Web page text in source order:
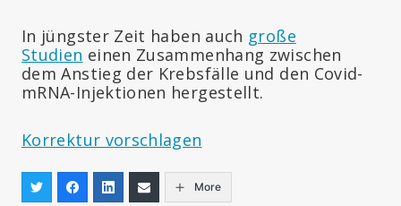
In jüngster Zeit haben auch große
Studien einen Zusammenhang zwischen
dem Anstieg der Krebsfälle und den Covid-
mRNA-Injektionen hergestellt.
Korrektur vorschlagen
More